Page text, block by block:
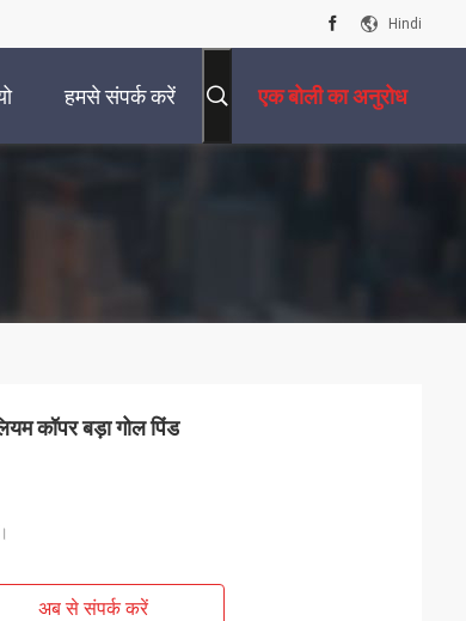
Hindi
हमसे संपर्क करें एक बोली का अनुरोध
कॉपर बड़ा गोल पिंड
अब से संपर्क करें